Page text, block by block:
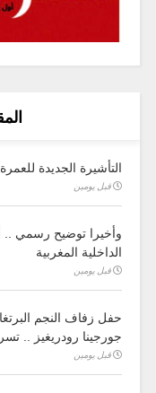
التأشيرة الجديدة
قبل يومين
وأخيرا توضيح رسمي ..
الداخلية المغربية
قبل يومين
حفل زفاف النجم
جورجينا رودريغيز ..
قبل يومين